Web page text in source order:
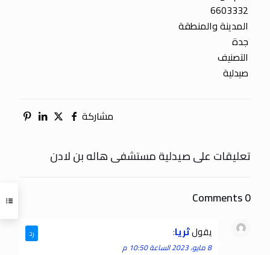
6603332
المدينة والمنطقة
جدة
التصنيف
صيدلية
مشاركة
تعليقات على صيدلية مستشفى هاله بن لادن
0 Comments
يقولثريا:
8 مايو، 2023 الساعة 10:50 م
رد